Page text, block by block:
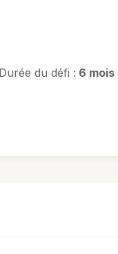
du défi : 6 mois